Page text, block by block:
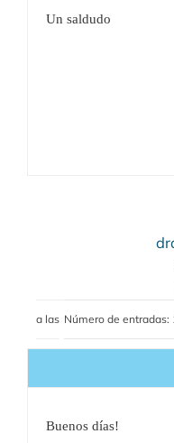
Un saldudo
a las Número de entradas:
Buenos días!